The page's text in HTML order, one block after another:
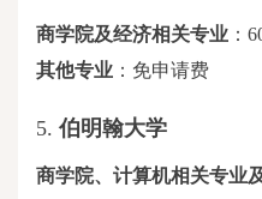
商学院及经济相关专业 ：
其他专业 ：免申请费
5. 伯明翰大学
商学院、计算机相关专业